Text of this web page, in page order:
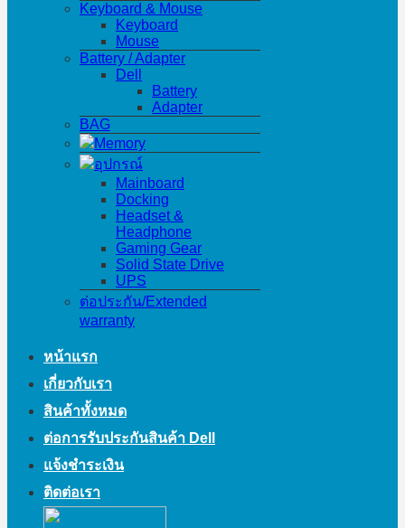
Keyboard & Mouse
Keyboard
Mouse
Battery / Adapter
Dell
Battery
Adapter
BAG
Memory
อุปกรณ์
Mainboard
Docking
Headset &
Headphone
Gaming Gear
Solid State Drive
UPS
ต่อประกัน/Extended
warranty
หน้าแรก
เกี่ยวกับเรา
สินค้าทั้งหมด
ต่อการรับประกันสินค้า Dell
แจ้งชำระเงิน
ติดต่อเรา